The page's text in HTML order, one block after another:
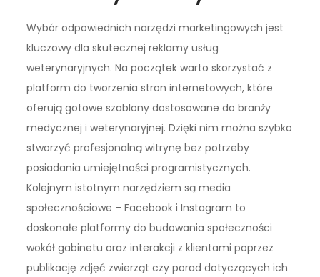
Wybór odpowiednich narzędzi marketingowych jest
kluczowy dla skutecznej reklamy usług
weterynaryjnych. Na początek warto skorzystać z
platform do tworzenia stron internetowych, które
oferują gotowe szablony dostosowane do branży
medycznej i weterynaryjnej. Dzięki nim można szybko
stworzyć profesjonalną witrynę bez potrzeby
posiadania umiejętności programistycznych.
Kolejnym istotnym narzędziem są media
społecznościowe – Facebook i Instagram to
doskonałe platformy do budowania społeczności
wokół gabinetu oraz interakcji z klientami poprzez
publikację zdjęć zwierząt czy porad dotyczących ich